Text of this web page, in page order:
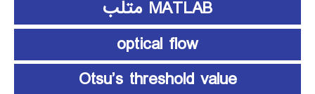
MATLAB متلب
optical flow
Otsu’s threshold value